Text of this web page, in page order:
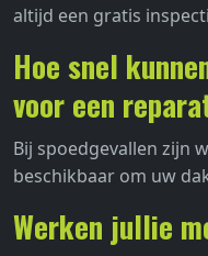
altijd een gratis
Hoe snel
voor een
Bij spoedgevallen zijn
beschikbaar om uw
Werken jullie